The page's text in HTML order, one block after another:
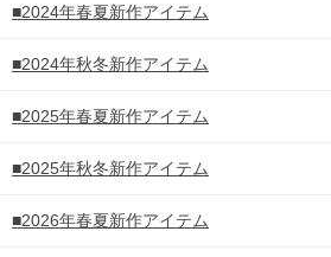
■2024年春夏新作アイテム
■2024年秋冬新作アイテム
■2025年春夏新作アイテム
■2025年秋冬新作アイテム
■2026年春夏新作アイテム